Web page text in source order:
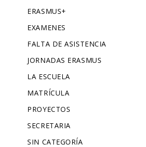
ERASMUS+
EXAMENES
FALTA DE ASISTENCIA
JORNADAS ERASMUS
LA ESCUELA
MATRÍCULA
PROYECTOS
SECRETARIA
SIN CATEGORÍA